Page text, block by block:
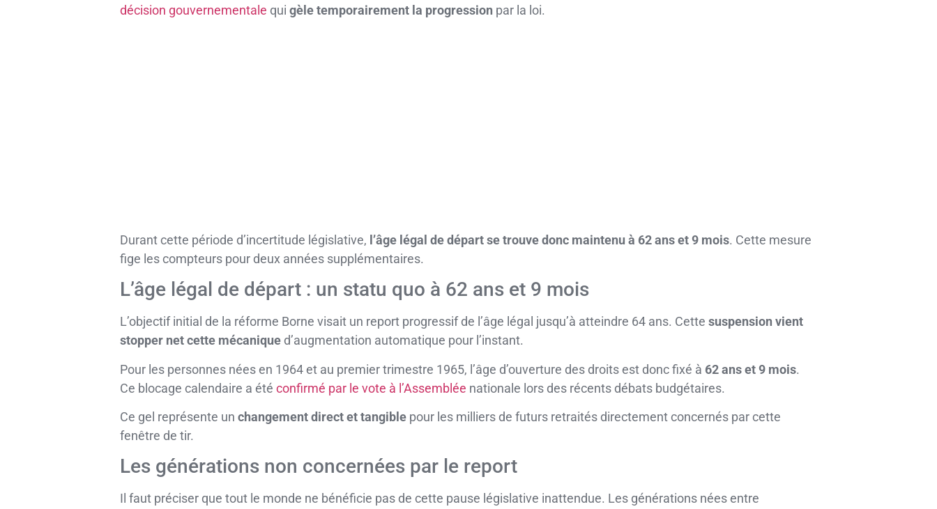
décision gouvernementale qui gèle temporairement la progression par la loi.
Durant cette période d’incertitude législative, l’âge légal de départ se trouve donc maintenu à 62 ans et 9 mois. Cette mesure
fige les compteurs pour deux années supplémentaires.
L’âge légal de départ : un statu quo à 62 ans et 9 mois
L’objectif initial de la réforme Borne visait un report progressif de l’âge légal jusqu’à atteindre 64 ans. Cette suspension vient
stopper net cette mécanique d’augmentation automatique pour l’instant.
Pour les personnes nées en 1964 et au premier trimestre 1965, l’âge d’ouverture des droits est donc fixé à 62 ans et 9 mois.
Ce blocage calendaire a été confirmé par le vote à l’Assemblée nationale lors des récents débats budgétaires.
Ce gel représente un changement direct et tangible pour les milliers de futurs retraités directement concernés par cette
fenêtre de tir.
Les générations non concernées par le report
Il faut préciser que tout le monde ne bénéficie pas de cette pause législative inattendue. Les générations nées entre